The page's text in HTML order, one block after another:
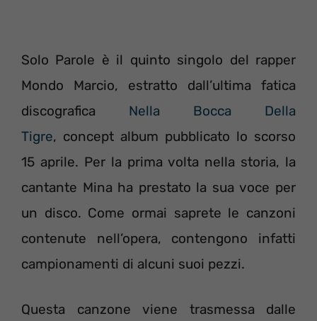
Solo Parole è il quinto singolo del rapper
Mondo Marcio, estratto dall’ultima fatica
discografica Nella Bocca Della
Tigre, concept album pubblicato lo scorso
15 aprile. Per la prima volta nella storia, la
cantante Mina ha prestato la sua voce per
un disco. Come ormai saprete le canzoni
contenute nell’opera, contengono infatti
campionamenti di alcuni suoi pezzi.
Questa canzone viene trasmessa dalle